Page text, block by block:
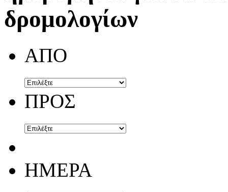
δρομολογίων
ΑΠΟ
ΠΡΟΣ
ΗΜΕΡΑ